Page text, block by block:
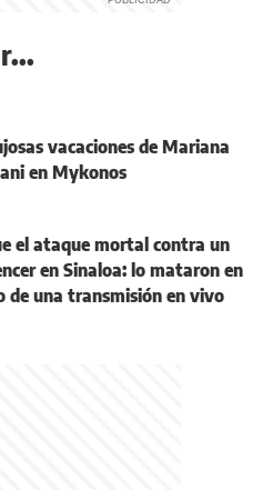
vacaciones de Mariana
en Mykonos
el ataque mortal contra un
en Sinaloa: lo mataron en
de una transmisión en vivo